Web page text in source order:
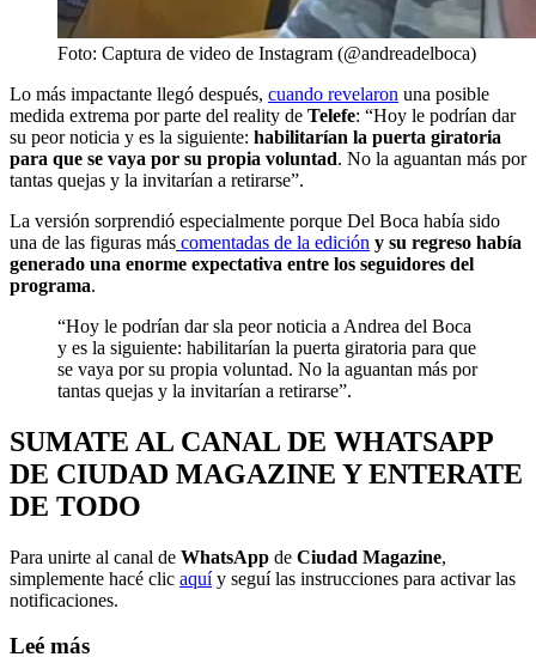
Foto: Captura de video de Instagram (@andreadelboca)
Lo más impactante llegó después, cuando revelaron una posible
medida extrema por parte del reality de Telefe: “Hoy le podrían dar
su peor noticia y es la siguiente: habilitarían la puerta giratoria
para que se vaya por su propia voluntad. No la aguantan más por
tantas quejas y la invitarían a retirarse”.
La versión sorprendió especialmente porque Del Boca había sido
una de las figuras más comentadas de la edición y su regreso había
generado una enorme expectativa entre los seguidores del
programa.
“Hoy le podrían dar sla peor noticia a Andrea del Boca
y es la siguiente: habilitarían la puerta giratoria para que
se vaya por su propia voluntad. No la aguantan más por
tantas quejas y la invitarían a retirarse”.
SUMATE AL CANAL DE WHATSAPP
DE CIUDAD MAGAZINE Y ENTERATE
DE TODO
Para unirte al canal de WhatsApp de Ciudad Magazine,
simplemente hacé clic aquíy seguí las instrucciones para activar las
notificaciones.
Leé más